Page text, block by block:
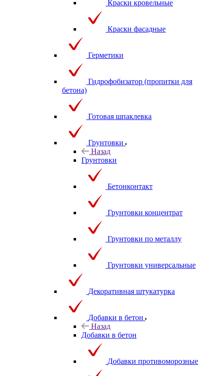
Краски кровельные
Краски фасадные
Герметики
Гидрофобизатор (пропитки для
бетона)
Готовая шпаклевка
Грунтовки
Назад
Грунтовки
Бетонконтакт
Грунтовки концентрат
Грунтовки по металлу
Грунтовки универсальные
Декоративная штукатурка
Добавки в бетон
Назад
Добавки в бетон
Добавки противоморозные